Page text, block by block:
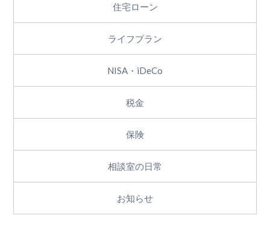
住宅ローン
ライフプラン
NISA・iDeCo
税金
保険
相談室の日常
お知らせ